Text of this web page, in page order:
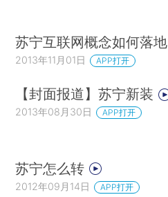
苏宁互联网概念如何落地
2013年11月01日 APP打开
【封面报道】苏宁新装
2013年08月30日 APP打开
苏宁怎么转
2012年09月14日 APP打开